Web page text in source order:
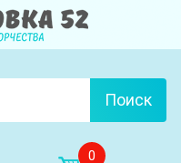
Поиск
0